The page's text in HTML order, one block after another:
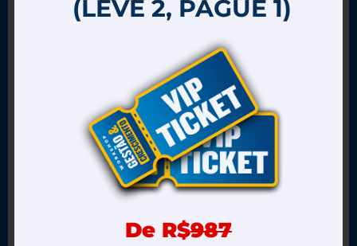
(LEVE 2, PAGUE 1)
De R$987